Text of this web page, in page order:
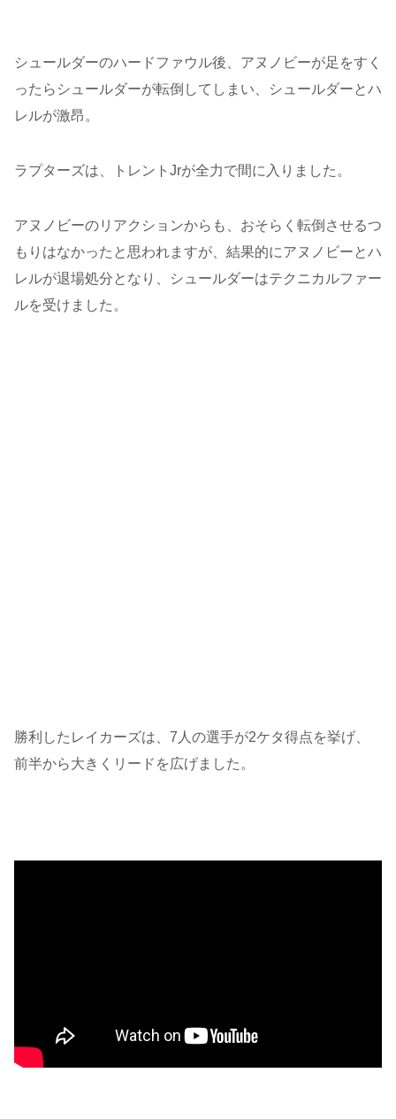
シュールダーのハードファウル後、アヌノビーが足をすく
ったらシュールダーが転倒してしまい、シュールダーとハ
レルが激昂。
ラプターズは、トレントJrが全力で間に入りました。
アヌノビーのリアクションからも、おそらく転倒させるつ
もりはなかったと思われますが、結果的にアヌノビーとハ
レルが退場処分となり、シュールダーはテクニカルファー
ルを受けました。
勝利したレイカーズは、7人の選手が2ケタ得点を挙げ、
前半から大きくリードを広げました。